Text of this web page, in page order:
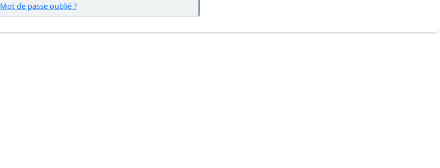
Mot de passe oublié ?